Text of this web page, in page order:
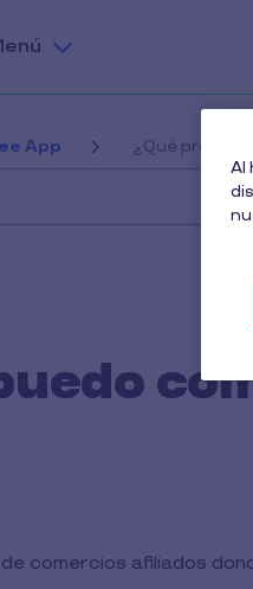
App ¿Qué
comercios afiliados
Al